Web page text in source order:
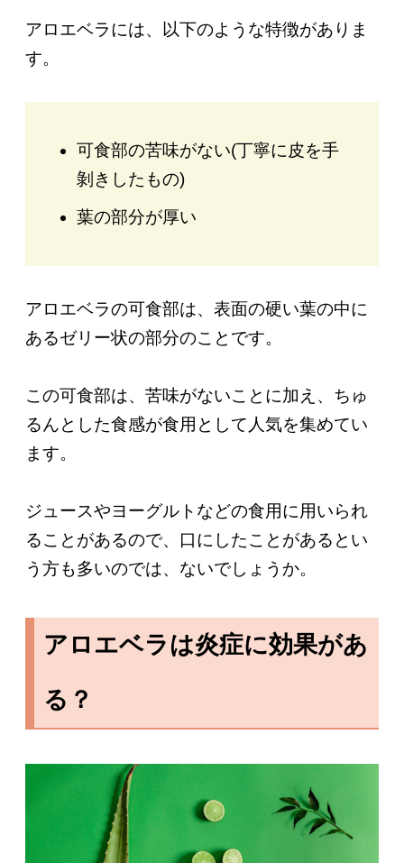
アロエベラには、以下のような特徴がありま
す。
可食部の苦味がない(丁寧に皮を手
剝きしたもの)
葉の部分が厚い
アロエベラの可食部は、表面の硬い葉の中に
あるゼリー状の部分のことです。
この可食部は、苦味がないことに加え、ちゅ
るんとした食感が食用として人気を集めてい
ます。
ジュースやヨーグルトなどの食用に用いられ
ることがあるので、口にしたことがあるとい
う方も多いのでは、ないでしょうか。
アロエベラは炎症に効果があ
る？